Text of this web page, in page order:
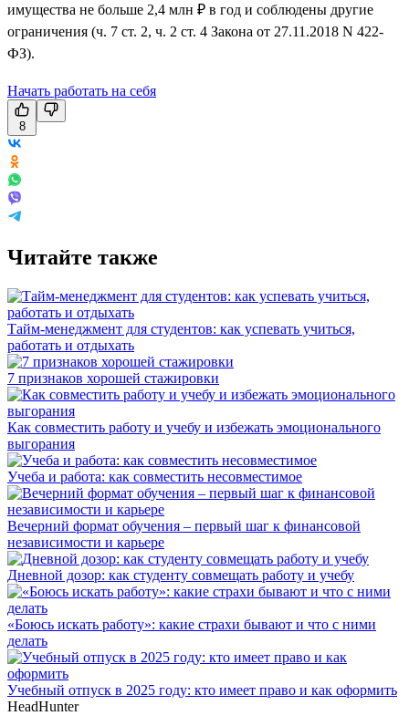
имущества не больше 2,4 млн ₽ в год и соблюдены другие
ограничения (ч. 7 ст. 2, ч. 2 ст. 4 Закона от 27.11.2018 N 422-
ФЗ).
Начать работать на себя
8
Читайте также
Тайм-менеджмент для студентов: как успевать учиться,
работать и отдыхать
7 признаков хорошей стажировки
Как совместить работу и учебу и избежать эмоционального
выгорания
Учеба и работа: как совместить несовместимое
Вечерний формат обучения – первый шаг к финансовой
независимости и карьере
Дневной дозор: как студенту совмещать работу и учебу
«Боюсь искать работу»: какие страхи бывают и что с ними
делать
Учебный отпуск в 2025 году: кто имеет право и как оформить
HeadHunter